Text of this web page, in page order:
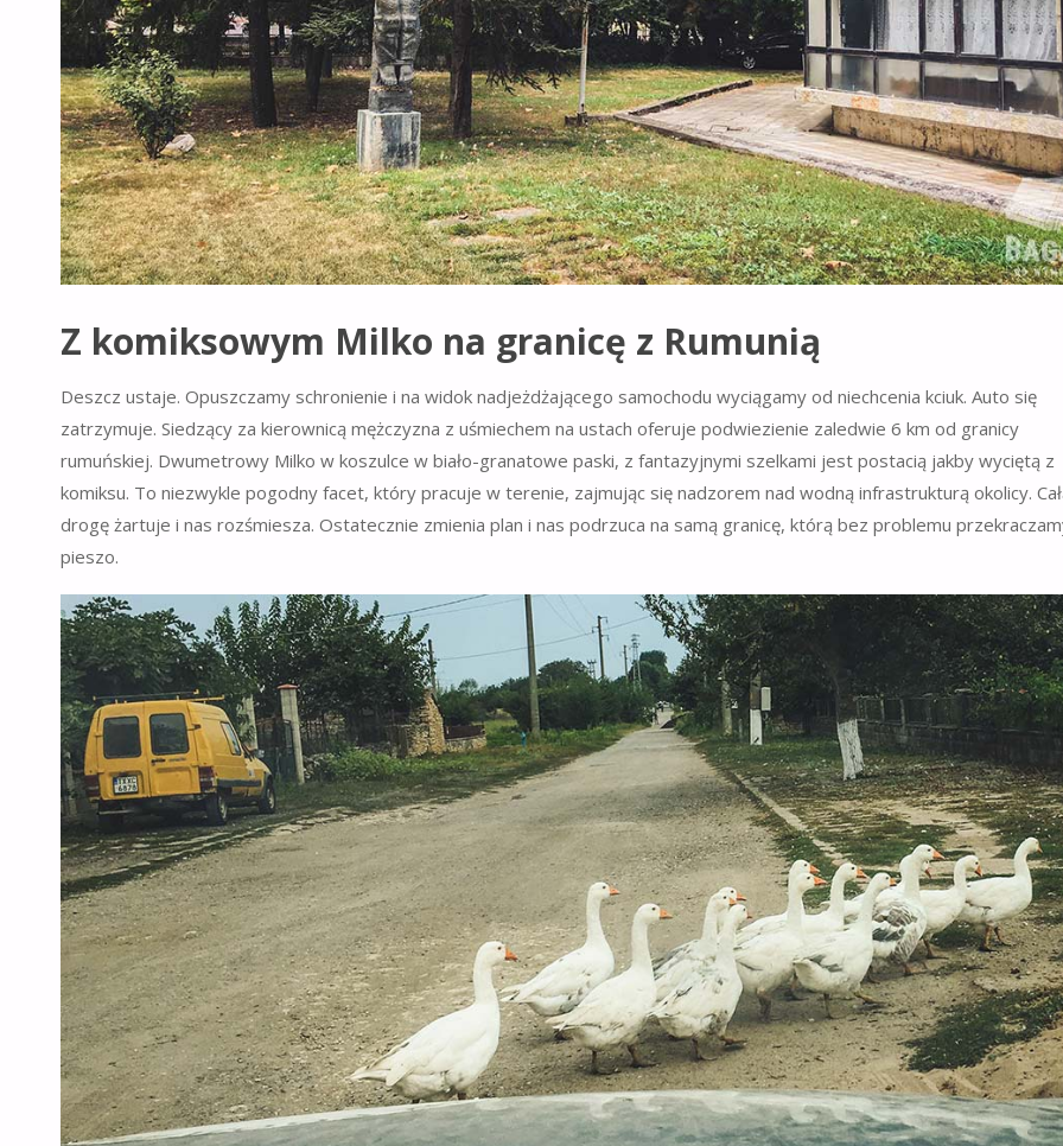
Z komiksowym Milko na granicę z Rumunią
Deszcz ustaje. Opuszczamy schronienie i na widok nadjeżdżającego samochodu wyciągamy od niechcenia kciuk. Auto się
zatrzymuje. Siedzący za kierownicą mężczyzna z uśmiechem na ustach oferuje podwiezienie zaledwie 6 km od granicy
rumuńskiej. Dwumetrowy Milko w koszulce w biało-granatowe paski, z fantazyjnymi szelkami jest postacią jakby wyciętą z
komiksu. To niezwykle pogodny facet, który pracuje w terenie, zajmując się nadzorem nad wodną infrastrukturą okolicy.
drogę żartuje i nas rozśmiesza. Ostatecznie zmienia plan i nas podrzuca na samą granicę, którą bez problemu
pieszo.